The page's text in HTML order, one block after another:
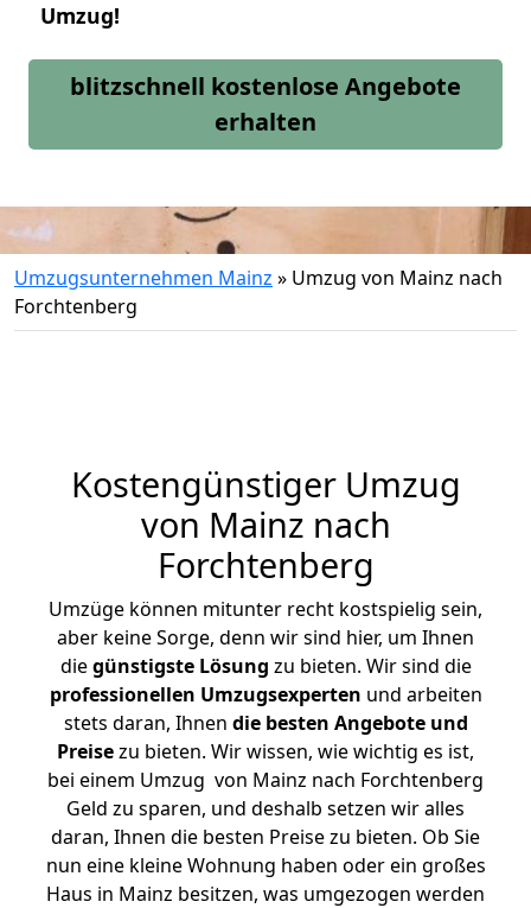
Umzug!
blitzschnell kostenlose Angebote
erhalten
Umzugsunternehmen Mainz » Umzug von Mainz nach
Forchtenberg
Kostengünstiger Umzug
von Mainz nach
Forchtenberg
Umzüge können mitunter recht kostspielig sein,
aber keine Sorge, denn wir sind hier, um Ihnen
diegünstigste Lösung zu bieten. Wir sind die
professionellen Umzugsexperten und arbeiten
stets daran, Ihnen die besten Angebote und
Preisezu bieten. Wir wissen, wie wichtig es ist,
bei einem Umzug von Mainz nach Forchtenberg
Geld zu sparen, und deshalb setzen wir alles
daran, Ihnen die besten Preise zu bieten. Ob Sie
nun eine kleine Wohnung haben oder ein großes
Haus in Mainz besitzen, was umgezogen werden